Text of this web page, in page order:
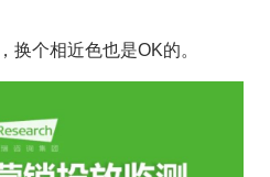
换个相近色也是OK的。